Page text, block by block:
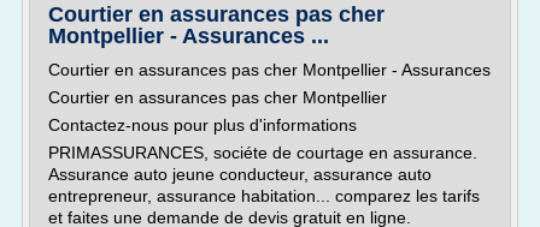
Courtier en assurances pas cher
Montpellier - Assurances ...
Courtier en assurances pas cher Montpellier - Assurances
Courtier en assurances pas cher Montpellier
Contactez-nous pour plus d'informations
PRIMASSURANCES, sociéte de courtage en assurance.
Assurance auto jeune conducteur, assurance auto
entrepreneur, assurance habitation... comparez les tarifs
et faites une demande de devis gratuit en ligne.